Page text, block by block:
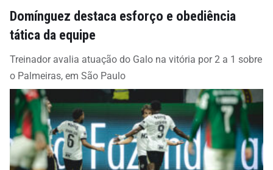
Domínguez destaca esforço e obediência
tática da equipe
Treinador avalia atuação do Galo na vitória por 2 a 1 sobre
o Palmeiras, em São Paulo